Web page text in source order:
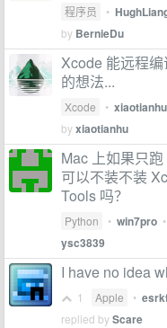
程序员 •
by BernieDu
Xcode 能远程
的想法...
Xcode • xiaotianhu
byxiaotianhu
Mac 上如果只跑
可以不装不装
Tools 吗？
Python • win7pro •
ysc3839
I have no idea
1 Apple •
replied byScare